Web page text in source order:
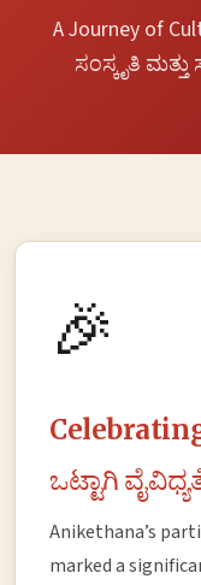
A Journey of
ಸಂಸ್ಕೃತಿ
🎉
ಒಟ್ಟಾಗಿ
Anikethana’s
marked a